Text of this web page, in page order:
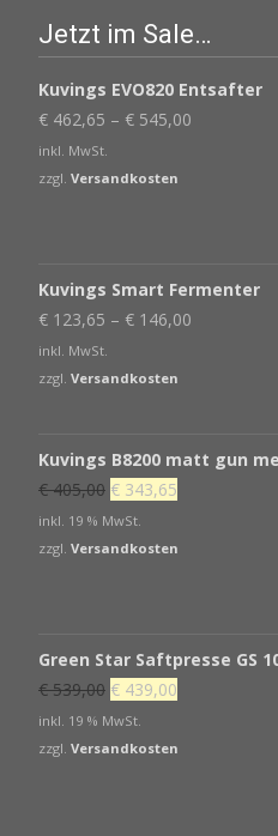
Jetzt im Sale…
Kuvings EVO820 Entsafter
€ 462,65 – € 545,00
inkl. MwSt.
zzgl. Versandkosten
Kuvings Smart Fermenter
€ 123,65 – € 146,00
inkl. MwSt.
zzgl. Versandkosten
Kuvings B8200 matt gun
€405,00 Ursprünglicher
Preis
war:
€ 343,65
ist:
inkl. 19 % MwSt.
zzgl. Versandkosten
Green Star Saftpresse GS
€539,00 Ursprünglicher
Preis
war:
€ 439,00
ist:
inkl. 19 % MwSt.
zzgl. Versandkosten